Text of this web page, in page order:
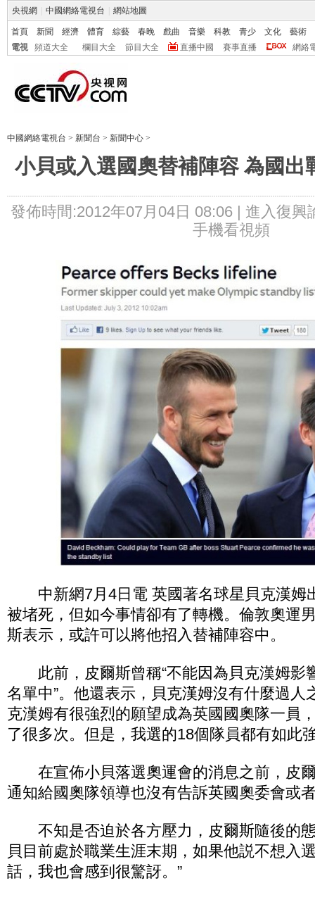
央視網 中國網絡電視台 網站地圖
首頁 新聞 經濟 體育 綜藝 春晚 戲曲 音樂 科教 青少 文化
藝術
電視
頻道大全 欄目大全 節目大全 直播中國 賽事直播 網絡
中國網絡電視台 > 新聞台 > 新聞中心 >
小貝或入選國奧替補陣容 為國出
發佈時間:2012年07月04日 08:06 | 進入復興
手機看視頻
中新網7月4日電 英國著名球星貝克漢姆
被堵死，但如今事情卻有了轉機。倫敦奧運
斯表示，或許可以將他招入替補陣容中。
此前，皮爾斯曾稱“不能因為貝克漢姆影
名單中”。他還表示，貝克漢姆沒有什麼過人
克漢姆有很強烈的願望成為英國國奧隊一員
了很多次。但是，我選的18個隊員都有如此
在宣佈小貝落選奧運會的消息之前，皮
通知給國奧隊領導也沒有告訴英國奧委會或
不知是否迫於各方壓力，皮爾斯隨後的態
貝目前處於職業生涯末期，如果他説不想入
話，我也會感到很驚訝。”